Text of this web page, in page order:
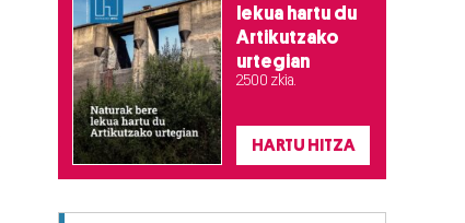
lekua hartu du
Artikutzako
urtegian
2.500 zkia.
HARTU HITZA